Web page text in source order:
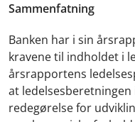
Sammenfatning
Banken har i sin
kravene til indholdet i
årsrapportens
at
redegørelse for